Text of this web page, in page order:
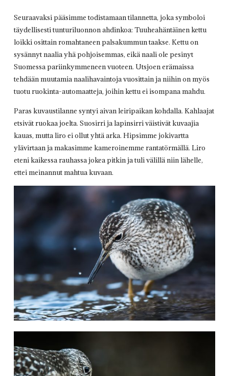
Seuraavaksi pääsimme todistamaan tilannetta, joka symboloi
täydellisesti tunturiluonnon ahdinkoa: Tuuheahäntäinen kettu
loikki osittain romahtaneen palsakummun taakse. Kettu on
sysännyt naalia yhä pohjoisemmas, eikä naali ole pesinyt
Suomessa pariinkymmeneen vuoteen. Utsjoen erämaissa
tehdään muutamia naalihavaintoja vuosittain ja niihin on myös
tuotu ruokinta-automaatteja, joihin kettu ei isompana mahdu.
Paras kuvaustilanne syntyi aivan leiripaikan kohdalla. Kahlaajat
etsivät ruokaa joelta. Suosirri ja lapinsirri väistivät kuvaajia
kauas, mutta liro ei ollut yhtä arka. Hipsimme jokivartta
ylävirtaan ja makasimme kameroinemme rantatörmällä. Liro
eteni kaikessa rauhassa jokea pitkin ja tuli välillä niin lähelle,
ettei meinannut mahtua kuvaan.